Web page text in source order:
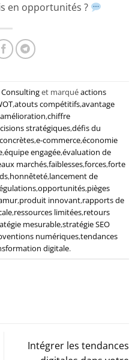
en opportunités ?
Consultinget marquéactions
,atouts compétitifs,avantage
,chiffre
stratégiques,défis du
,e-commerce,économie
,équipe engagée,évaluation de
marchés,faiblesses,forces,forte
,honnêteté,lancement de
,opportunités,pièges
,produit innovant,rapports de
,ressources limitées,retours
mesurable,stratégie SEO
numériques,tendances
digitale.
Intégrer les tendances